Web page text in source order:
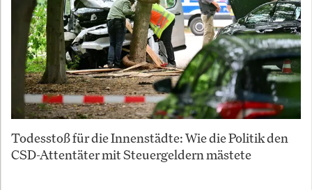
Todesstoß für die Innenstädte: Wie die Politik den
CSD-Attentäter mit Steuergeldern mästete